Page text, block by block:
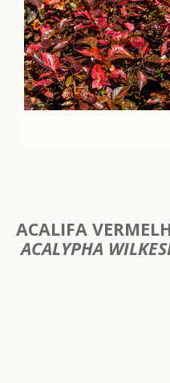
ACALIFA
ACALYPHA